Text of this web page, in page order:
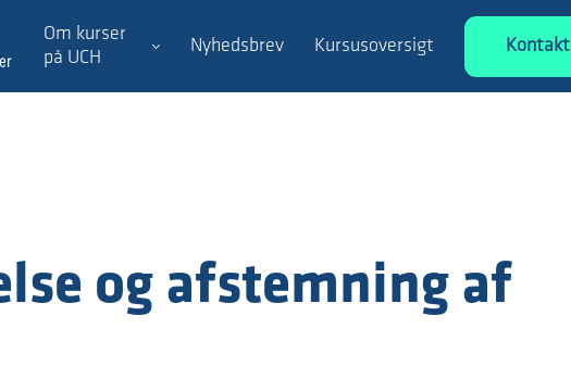
Om kurser
på UCH
Nyhedsbrev Kursusoversigt Kontakt
og afstemning af